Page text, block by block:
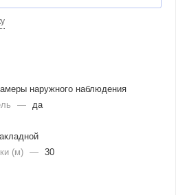
наружного наблюдения
—
да
(м) — 30